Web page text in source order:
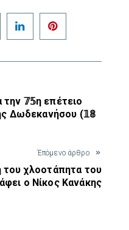
Twitter LinkedIn
την 𝟟𝟝η επέτειο
Δωδεκανήσου (𝟙𝟠
Έπόμενο άρθρο
του χλοοτάπητα του
ο Νίκος Κανάκης